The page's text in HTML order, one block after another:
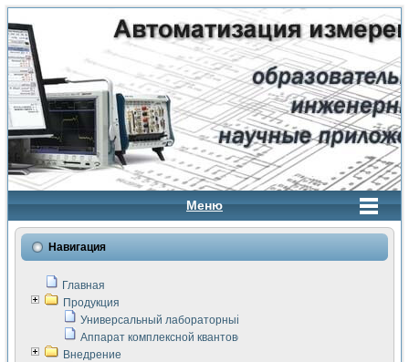
Меню
Навигация
Главная
Продукция
Универсальный лабораторный стенд "Сигнал-USB"
Аппарат комплексной квантовой терапии Интроскан
Внедрение